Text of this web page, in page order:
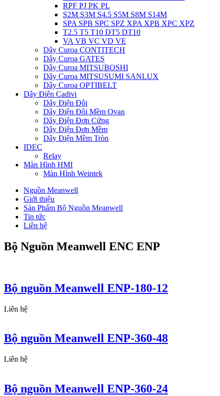
RPF PJ PK PL
S2M S3M S4.5 S5M S8M S14M
SPA SPB SPC SPZ XPA XPB XPC XPZ
T2.5 T5 T10 DT5 DT10
VA VB VC VD VE
Dây Curoa CONTITECH
Dây Curoa GATES
Dây Curoa MITSUBOSHI
Dây Curoa MITSUSUMI SANLUX
Dây Curoa OPTIBELT
Dây Điện Cadivi
Dây Điện Đôi
Dây Điện Đôi Mềm Ovan
Dây Điện Đơn Cứng
Dây Điện Đơn Mềm
Dây Điện Mềm Tròn
IDEC
Relay
Màn Hình HMI
Màn Hình Weintek
Nguồn Meanwell
Giới thiệu
Sản Phẩm Bộ Nguồn Meanwell
Tin tức
Liên hệ
Bộ Nguồn Meanwell ENC ENP
Bộ nguồn Meanwell ENP-180-12
Liên hệ
Bộ nguồn Meanwell ENP-360-48
Liên hệ
Bộ nguồn Meanwell ENP-360-24